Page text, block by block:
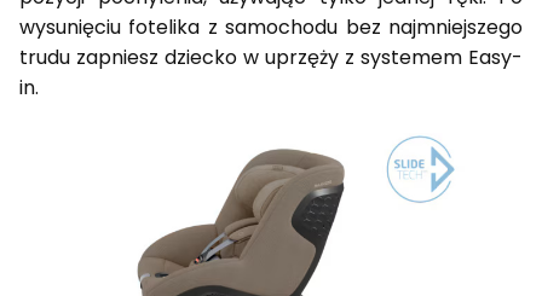
wysunięciu fotelika z samochodu bez najmniejszego
trudu zapniesz dziecko w uprzęży z systemem Easy-
in.